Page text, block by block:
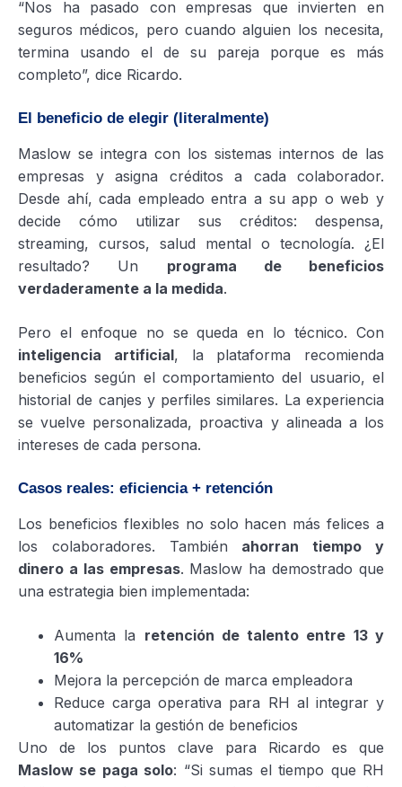
“Nos ha pasado con empresas que invierten en
seguros médicos, pero cuando alguien los necesita,
termina usando el de su pareja porque es más
completo”, dice Ricardo.
El beneficio de elegir (literalmente)
Maslow se integra con los sistemas internos de las
empresas y asigna créditos a cada colaborador.
Desde ahí, cada empleado entra a su app o web y
decide cómo utilizar sus créditos: despensa,
streaming, cursos, salud mental o tecnología. ¿El
resultado? Un programa de beneficios
verdaderamente a la medida.
Pero el enfoque no se queda en lo técnico. Con
inteligencia artificial, la plataforma recomienda
beneficios según el comportamiento del usuario, el
historial de canjes y perfiles similares. La experiencia
se vuelve personalizada, proactiva y alineada a los
intereses de cada persona.
Casos reales: eficiencia + retención
Los beneficios flexibles no solo hacen más felices a
los colaboradores. También ahorran tiempo y
dinero a las empresas. Maslow ha demostrado que
una estrategia bien implementada:
Aumenta la retención de talento entre 13 y
16%
Mejora la percepción de marca empleadora
Reduce carga operativa para RH al integrar y
automatizar la gestión de beneficios
Uno de los puntos clave para Ricardo es que
Maslow se paga solo: “Si sumas el tiempo que RH